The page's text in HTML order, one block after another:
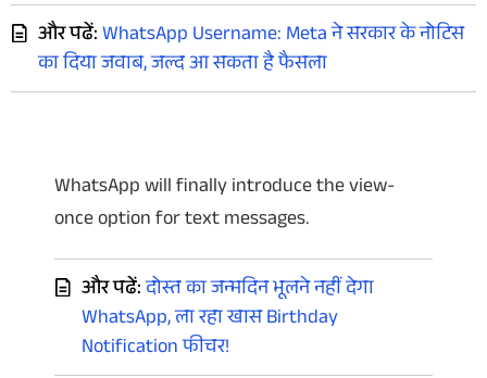
और पढें:WhatsApp Username: Meta ने सरकार के नोटिस
का दिया जवाब, जल्द आ सकता है फैसला
WhatsApp will finally introduce the view-
once option for text messages.
और पढें:दोस्त का जन्मदिन भूलने नहीं देगा
WhatsApp, ला रहा खास Birthday
Notification फीचर!